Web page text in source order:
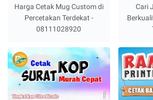
Harga Cetak Mug Custom di
Percetakan Terdekat -
08111028920
Cari